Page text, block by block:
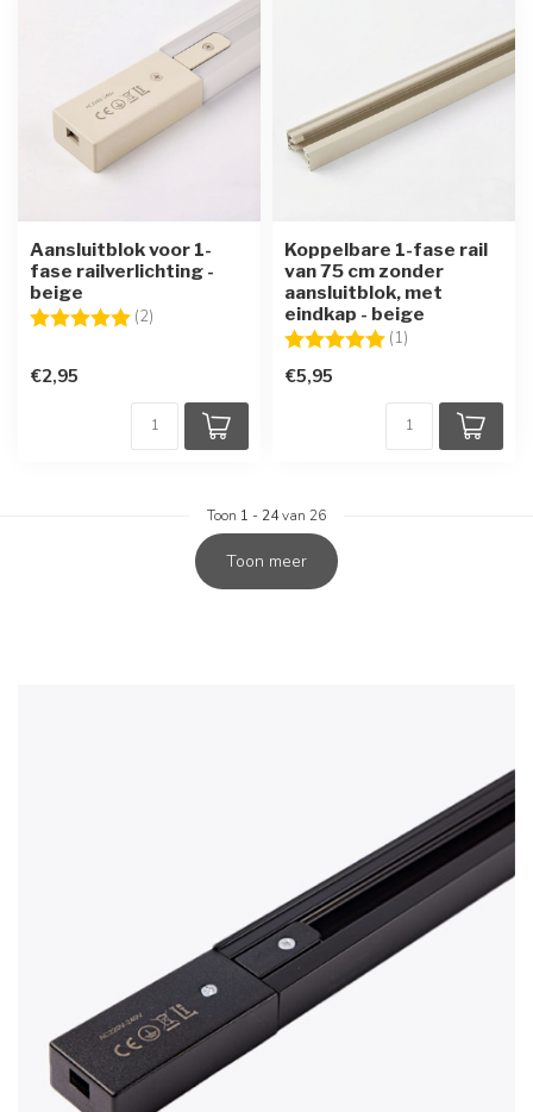
Aansluitblok voor 1-
fase railverlichting -
beige
Beoordeling: (2)
€2,95
Koppelbare 1-fase rail
van 75 cm zonder
aansluitblok, met
eindkap - beige
Beoordeling: (1)
€5,95
Toon 1 - 24van 26
Toon meer